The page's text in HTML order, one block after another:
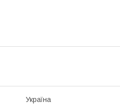
Україна